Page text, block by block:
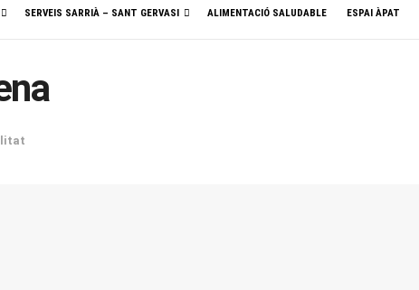
SERVEIS SARRIÀ – SANT GERVASI ALIMENTACIÓ SALUDABLE ESPAI ÀPAT